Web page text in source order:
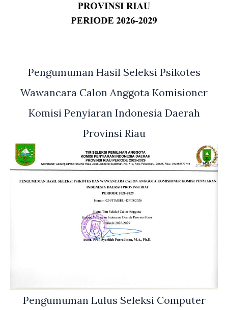
Pengumuman Hasil Seleksi Psikotes
Wawancara Calon Anggota Komisioner
Komisi Penyiaran Indonesia Daerah
Provinsi Riau
Pengumuman Lulus Seleksi Computer